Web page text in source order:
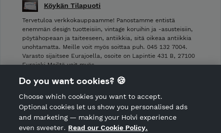
Köykän Tilapuoti
Tervetuloa verkkokauppaamme! Panostamme entistä
enemmän design tuotteisiin, vintage koruihin ja -asusteisiin,
pöytähopeaan ja taiteeseen, antiikkia, sitä oikeaa antiikkia
unohtamatta. Meille voit myös soittaa puh. 045 132 7004.
Varasto sijaitsee Eurajoella, osoite on Lapintie 431 B, 27100
Eurajoki Meiltä voit myös …
Shop Terms and Conditions
CANCEL ORDER
Do you want cookies? 🍪
Choose which cookies you want to accept.
Optional cookies let us show you personalised ads
and marketing — making your Holvi experience
even sweeter. Read our Cookie Policy.